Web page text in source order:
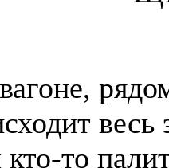
то